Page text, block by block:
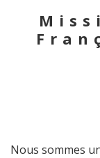
Nous sommes